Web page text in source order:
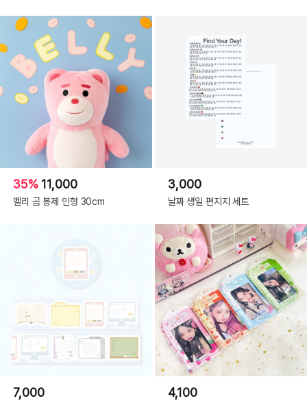
35% 11,000
벨리 곰 봉제 인형 30cm
3,000
날짜 생일 편지지 세트
7,000 4,100